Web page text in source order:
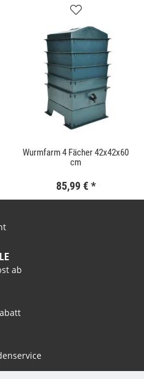
Wurmfarm 4 Fächer 42x42x60
cm
85,99 € *
ab